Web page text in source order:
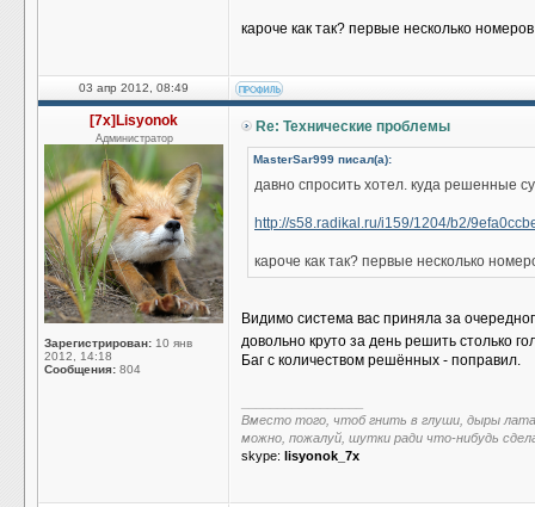
кароче как так? первые несколько
03 апр 2012, 08:49
[7x]Lisyonok
Администратор
Зарегистрирован: 10 янв
2012, 14:18
Сообщения: 804
Re: Технические проблемы
MasterSar999 писал(а):
давно спросить хотел. куда решенные
http://s58.radikal.ru/i159/1204/b2/
кароче как так? первые несколько
Видимо система вас приняла за
довольно круто за день решить столько
Баг с количеством решённых - поправил.
Вместо того, чтоб гнить в глуши, дыры
можно, пожалуй, шутки ради что-нибудь
skype: lisyonok_7x